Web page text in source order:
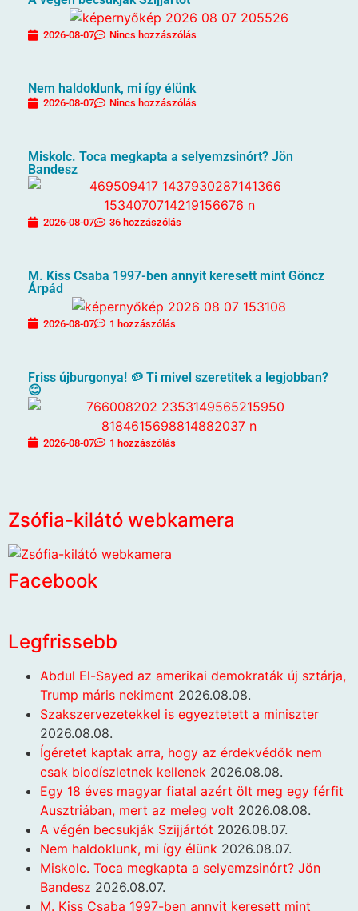
2026-08-07 Nincs hozzászólás
Nem haldoklunk, mi így élünk
2026-08-07 Nincs hozzászólás
Miskolc. Toca megkapta a selyemzsinórt? Jön
Bandesz
2026-08-07 36 hozzászólás
M. Kiss Csaba 1997-ben annyit keresett mint Göncz
Árpád
2026-08-07 1 hozzászólás
Friss újburgonya! 🥔 Ti mivel szeretitek a legjobban?
😊
2026-08-07 1 hozzászólás
Zsófia-kilátó webkamera
Facebook
Legfrissebb
Abdul El-Sayed az amerikai demokraták új sztárja,
Trump máris nekiment 2026.08.08.
Szakszervezetekkel is egyeztetett a miniszter
2026.08.08.
Ígéretet kaptak arra, hogy az érdekvédők nem
csak biodíszletnek kellenek 2026.08.08.
Egy 18 éves magyar fiatal azért ölt meg egy férfit
Ausztriában, mert az meleg volt 2026.08.08.
A végén becsukják Szijjártót 2026.08.07.
Nem haldoklunk, mi így élünk 2026.08.07.
Miskolc. Toca megkapta a selyemzsinórt? Jön
Bandesz 2026.08.07.
M. Kiss Csaba 1997-ben annyit keresett mint